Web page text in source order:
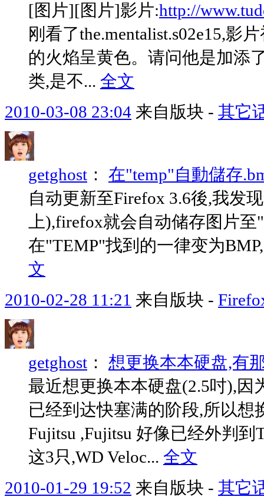
[图片][图片]影片:http://
刚看了the.mentalist.s02e15,影
的火焰呈黄色。请问他是加添
类,是不... 全文
2010-03-08 23:04 来自版块 - 其它
getghost ： 在"temp"自動儲存
自动更新至Firefox 3.6後,我发
上),firefox就会自动储存图片
在"TEMP"找到的一律变为
文
2010-02-28 11:21 来自版块 -
getghost ： 想更换本本硬盘,有
最近想更换本本硬盘(2.5吋),因
已经到达快塞满的阶段,所以
Fujitsu ,Fujitsu 好像已经外判
这3只,WD Veloc... 全文
2010-01-29 19:52 来自版块 - 其它